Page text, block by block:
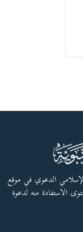
الدعوي في موقع
الاستفادة منه لدعوة